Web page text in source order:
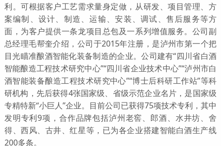
利。可根据客户工艺需求量身定做，从研发、项目管理、方
案编制、设计、制造、运输、安装、调试、售后服务等方
面，为客户提供一条龙项目总包及一系列增值服务。公司副
总经理毛帮奎介绍，公司于2015年注册，是泸州市第一个把
目光瞄准酿酒智能化装备制造的企业。公司建有“四川省白酒
智能酿造工程技术研究中心”“四川省企业技术中心”“泸州市白
酒智能装备酿造工程技术研究中心”“博士后科研工作站”等科
研机构，先后获得4张国家级、省级示范企业名片，是国家级
专精特新“小巨人”企业。目前公司已获得75项技术专利，其中
发明专利9项，合作品牌包括泸州老窖、郎酒、水井坊、舍
得、西风、古井、红星等，已为各企业搭建智能白酒生产线
200多条。